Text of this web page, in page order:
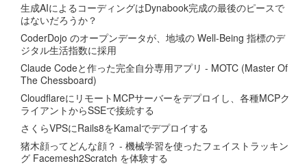
生成AIによるコーディングはDynabook完成の最後のピースで
はないだろうか？
CoderDojo のオープンデータが、地域の Well-Being 指標のデ
ジタル生活指数に採用
Claude Codeと作った完全自分専用アプリ - MOTC (Master Of
The Chessboard)
CloudflareにリモートMCPサーバーをデプロイし、各種MCPク
ライアントからSSEで接続する
さくらVPSにRails8をKamalでデプロイする
猪木顔ってどんな顔？ - 機械学習を使ったフェイストラッキン
グ Facemesh2Scratch を体験する